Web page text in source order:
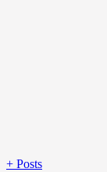
+ Posts